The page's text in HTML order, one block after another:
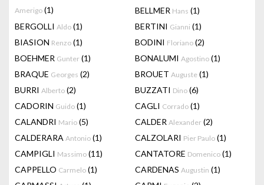
Amerigo (1)
BELLMER Hans (1)
BERGOLLI Aldo (1) BERTINI Gianni (1)
BIASION Renzo (1) BODINI Floriano (2)
BOEHMER Gunter (1) BONALUMI Agostino (1)
BRAQUE Georges (2) BROUET Auguste (1)
BURRI Alberto (2) BUZZATI Dino (6)
CADORIN Guido (1) CAGLI Corrado (1)
CALANDRI Mario (5) CALDER Alexander (2)
CALDERARA Antonio (1) CALZOLARI Pier Paulo (1)
CAMPIGLI Massimo (11) CANTATORE Domenico (1)
CAPPELLO Carmelo (1) CARDENAS Augustin (1)